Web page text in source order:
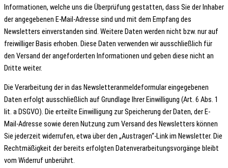
Informationen, welche uns die Überprüfung gestatten, dass Sie der Inhaber
der angegebenen E-Mail-Adresse sind und mit dem Empfang des
Newsletters einverstanden sind. Weitere Daten werden nicht bzw. nur auf
freiwilliger Basis erhoben. Diese Daten verwenden wir ausschließlich für
den Versand der angeforderten Informationen und geben diese nicht an
Dritte weiter.
Die Verarbeitung der in das Newsletteranmeldeformular eingegebenen
Daten erfolgt ausschließlich auf Grundlage Ihrer Einwilligung (Art. 6 Abs. 1
lit. a DSGVO). Die erteilte Einwilligung zur Speicherung der Daten, der E-
Mail-Adresse sowie deren Nutzung zum Versand des Newsletters können
Sie jederzeit widerrufen, etwa über den „Austragen“-Link im Newsletter. Die
Rechtmäßigkeit der bereits erfolgten Datenverarbeitungsvorgänge bleibt
vom Widerruf unberührt.